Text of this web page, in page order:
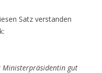
Satz verstanden
Ministerpräsidentin gut